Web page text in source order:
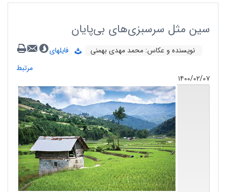
سین مثل سرسبزی‌های بی‌پایان
نویسنده و عکاس: محمد مهدی بهمنی
فایلهای
مرتبط
۱۴۰۰/۰۲/۰۷